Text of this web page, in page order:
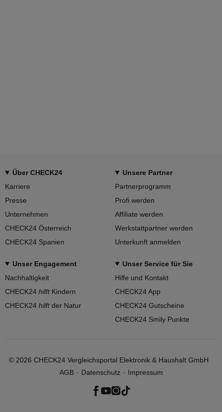
Über CHECK24
Karriere
Presse
Unternehmen
CHECK24 Österreich
CHECK24 Spanien
Unsere Partner
Partnerprogramm
Profi werden
Affiliate werden
Werkstattpartner werden
Unterkunft anmelden
Unser Engagement
Nachhaltigkeit
CHECK24 hilftKindern
CHECK24 hilftder Natur
Unser Service für Sie
Hilfe und Kontakt
CHECK24 App
CHECK24 Gutscheine
CHECK24 Smily Punkte
© 2026 CHECK24 Vergleichsportal Elektronik & Haushalt GmbH
AGB
Datenschutz Impressum